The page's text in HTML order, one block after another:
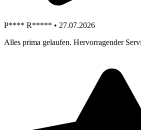
P**** R***** • 27.07.2026
Alles prima gelaufen. Hervorragender